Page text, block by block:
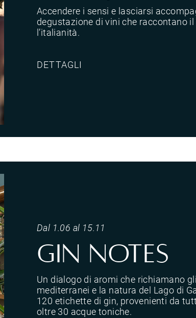
Accendere i sensi e lasciarsi
degustazione di vini che raccontano
l’italianità.
DETTAGLI
Dal 1.06 al 15.11
Gin notes
Un dialogo di aromi che richiamano
mediterranei e la natura del Lago di
120 etichette di gin, provenienti da
oltre 30 acque toniche.